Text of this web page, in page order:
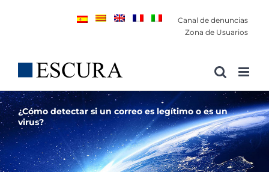
Canal de denuncias
Zona de Usuarios
¿Cómo detectar si un correo es legítimo o es un
virus?